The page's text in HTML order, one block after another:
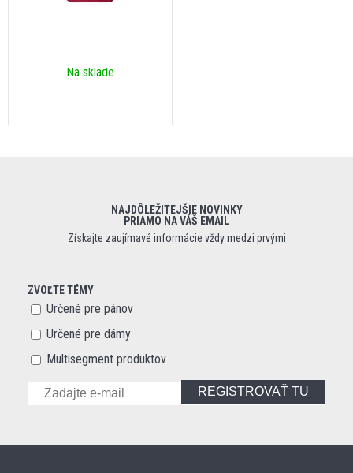
Na sklade
NAJDÔLEŽITEJŠIE NOVINKY
PRIAMO NA VÁŠ EMAIL
Získajte zaujímavé informácie vždy medzi prvými
ZVOĽTE TÉMY
Určené pre pánov
Určené pre dámy
Multisegment produktov
REGISTROVAŤ TU